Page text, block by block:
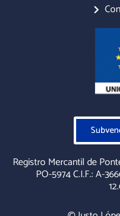
Registro Mercantil de
PO-5974 C.I.F.: A-